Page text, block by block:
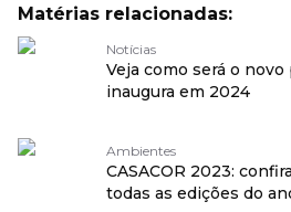
Matérias relacionadas:
Notícias
Veja como será o
inaugura em 2024
Ambientes
CASACOR 2023:
todas as edições do